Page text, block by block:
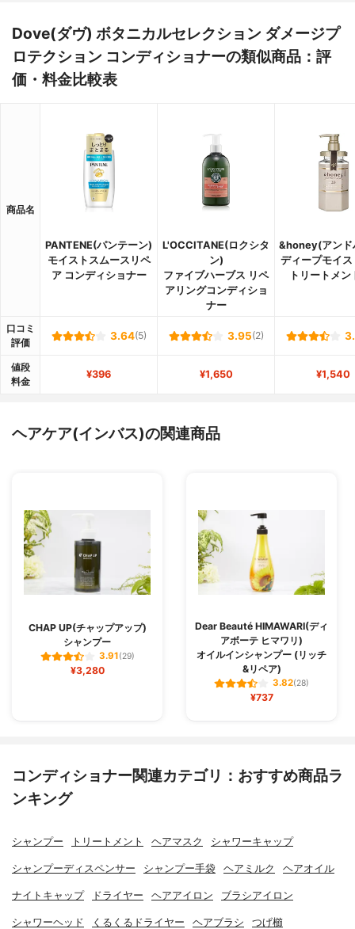
Dove(ダヴ) ボタニカルセレクション ダメージプ
ロテクション コンディショナーの類似商品：評
価・料金比較表
商品名
PANTENE(パンテーン)
モイストスムースリペ
ア コンディショナー
L'OCCITANE(ロクシタ
ン)
ファイブハーブス リペ
アリングコンディショ
ナー
&honey(アンド
ディープモイス
トリートメ
口コミ
評価
3.64(5) 3.95(2)
値段
料金
¥396 ¥1,650 ¥1,540
ヘアケア(インバス)の関連商品
CHAP UP(チャップアップ)
シャンプー
3.91(29)
¥3,280
Dear Beauté HIMAWARI(ディ
アボーテ ヒマワリ)
オイルインシャンプー (リッチ
&リペア)
3.82(28)
¥737
コンディショナー関連カテゴリ：おすすめ商品ラ
ンキング
シャンプー トリートメント ヘアマスク シャワーキャップ
シャンプーディスペンサー シャンプー手袋 ヘアミルク ヘアオイル
ナイトキャップ ドライヤー ヘアアイロン ブラシアイロン
シャワーヘッド くるくるドライヤー ヘアブラシ つげ櫛